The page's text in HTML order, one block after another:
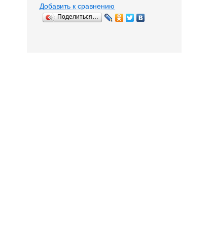
Добавить к сравнению
Поделиться…